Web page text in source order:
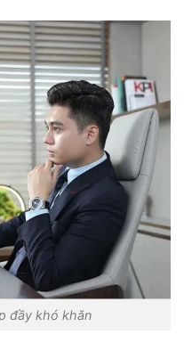
đầy khó khăn